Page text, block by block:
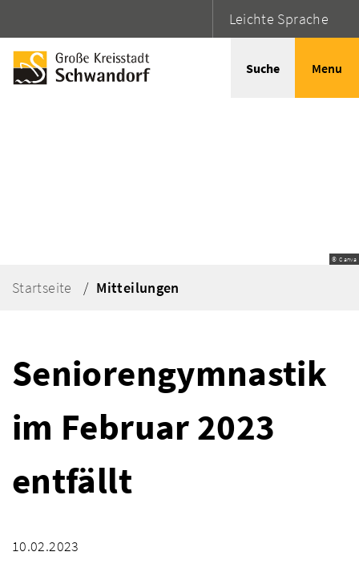
Leichte Sprache
Suche Menu
© Canva
Startseite Mitteilungen
Seniorengymnastik
im Februar 2023
entfällt
10.02.2023